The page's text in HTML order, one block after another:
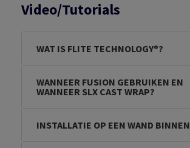
Video/Tutorials
WAT IS FLITE TECHNOLOGY®?
WANNEER FUSION GEBRUIKEN EN
WANNEER SLX CAST WRAP?
INSTALLATIE OP EEN WAND BINNEN